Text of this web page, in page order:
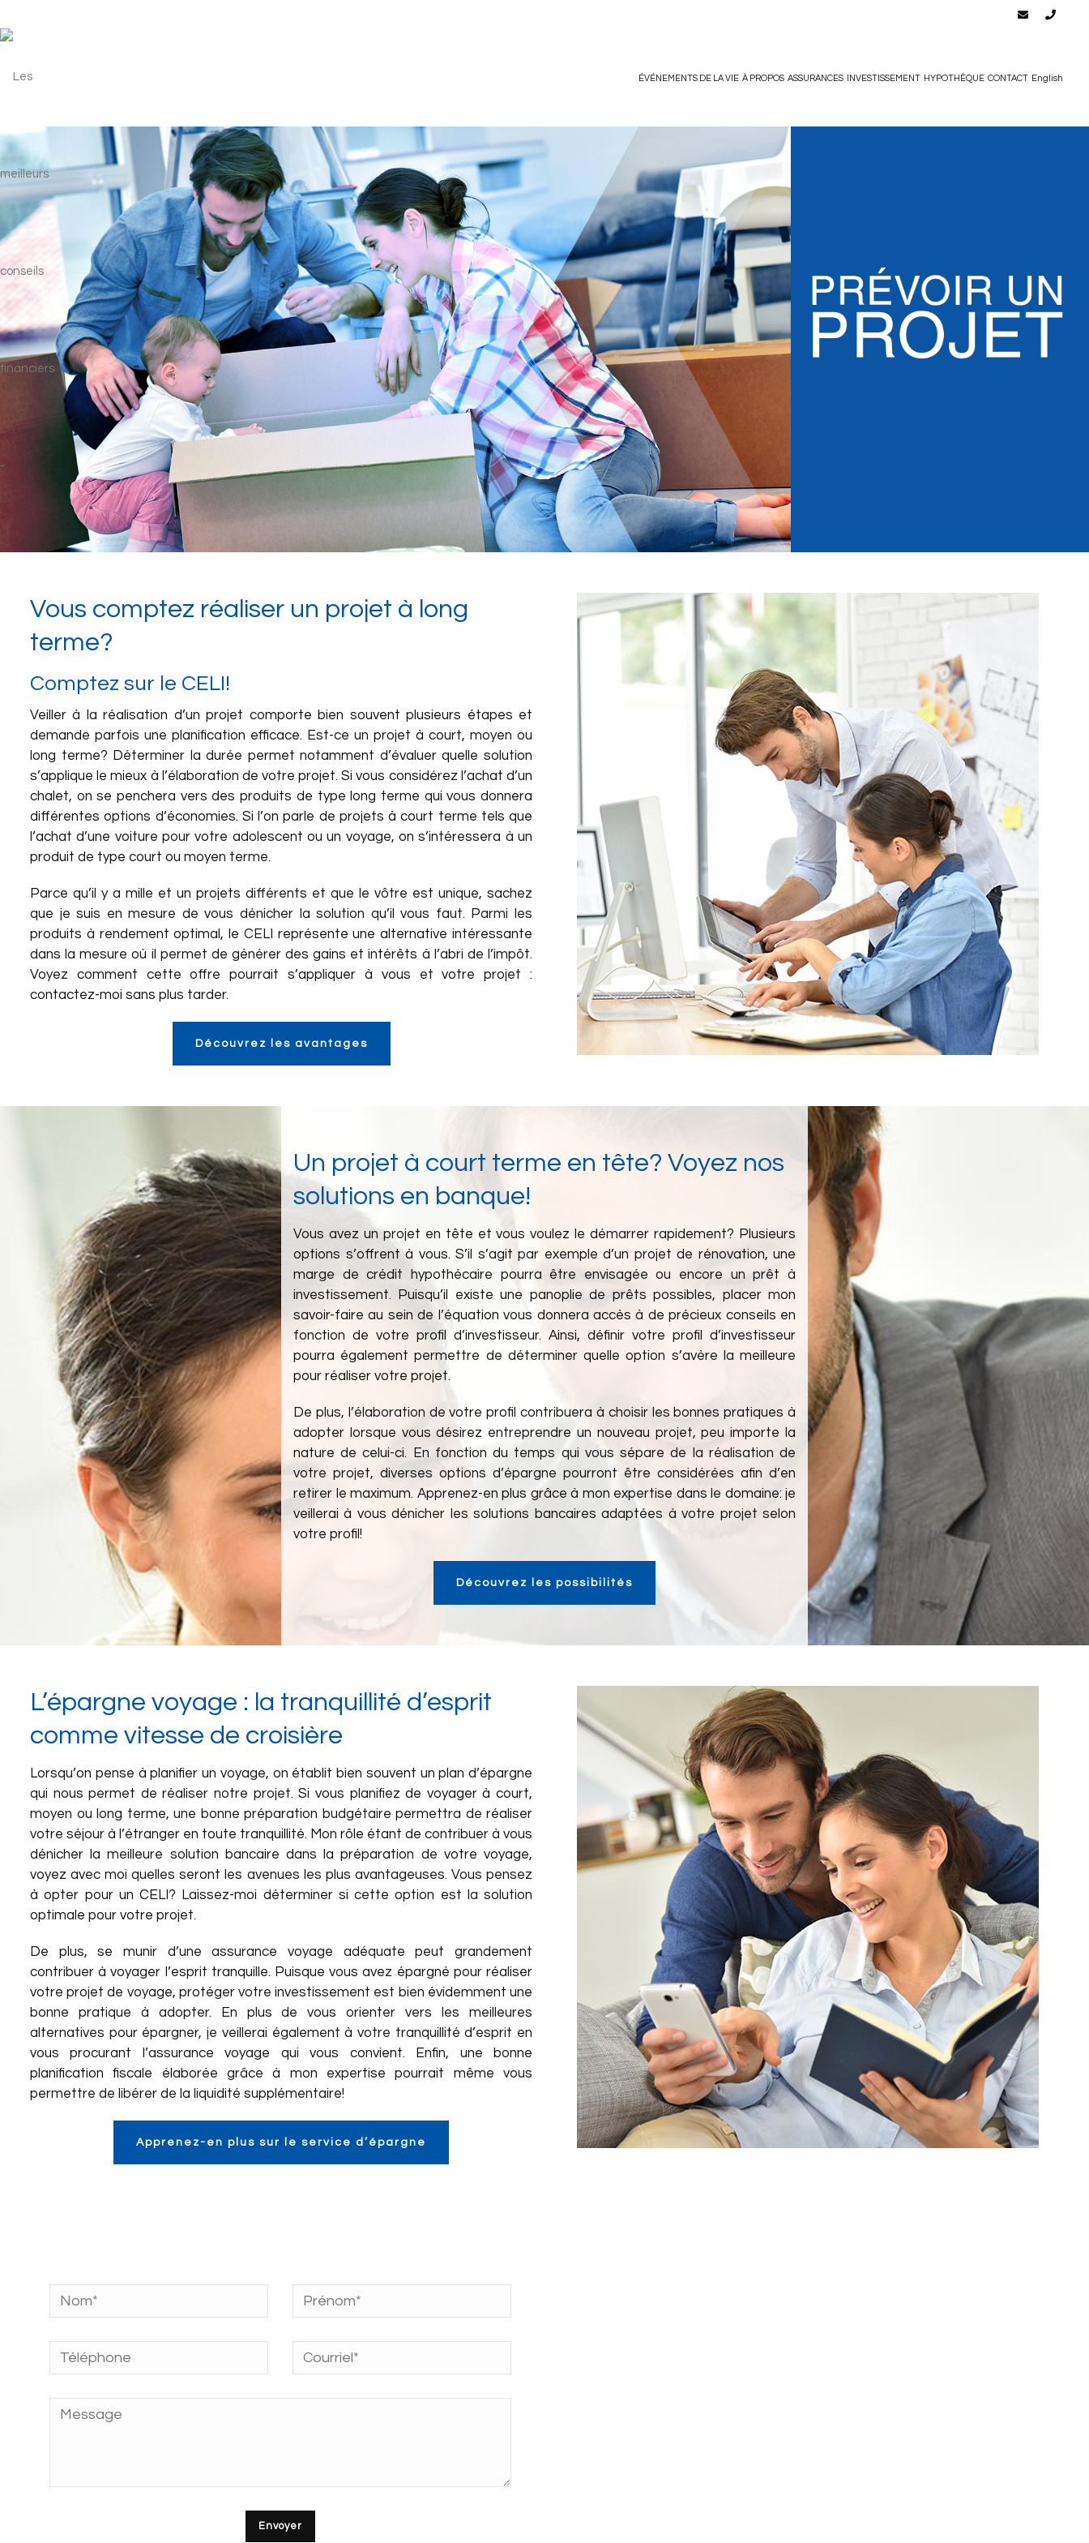
ÉVÉNEMENTS DE LA VIE À PROPOS ASSURANCES INVESTISSEMENT HYPOTHÈQUE CONTACT English
Vous comptez réaliser un projet à long
terme?
Comptez sur le CELI!
Veiller à la réalisation d’un projet comporte bien souvent plusieurs étapes et
demande parfois une planification efficace. Est-ce un projet à court, moyen ou
long terme? Déterminer la durée permet notamment d’évaluer quelle solution
s’applique le mieux à l’élaboration de votre projet. Si vous considérez l’achat d’un
chalet, on se penchera vers des produits de type long terme qui vous donnera
différentes options d’économies. Si l’on parle de projets à court terme tels que
l’achat d’une voiture pour votre adolescent ou un voyage, on s’intéressera à un
produit de type court ou moyen terme.
Parce qu’il y a mille et un projets différents et que le vôtre est unique, sachez
que je suis en mesure de vous dénicher la solution qu’il vous faut. Parmi les
produits à rendement optimal, le CELI représente une alternative intéressante
dans la mesure où il permet de générer des gains et intérêts à l’abri de l’impôt.
Voyez comment cette offre pourrait s’appliquer à vous et votre projet :
contactez-moi sans plus tarder.
Découvrez les avantages
Un projet à court terme en tête? Voyez nos
solutions en banque!
Vous avez un projet en tête et vous voulez le démarrer rapidement? Plusieurs
options s’offrent à vous. S’il s’agit par exemple d’un projet de rénovation, une
marge de crédit hypothécaire pourra être envisagée ou encore un prêt à
investissement. Puisqu’il existe une panoplie de prêts possibles, placer mon
savoir-faire au sein de l’équation vous donnera accès à de précieux conseils en
fonction de votre profil d’investisseur. Ainsi, définir votre profil d’investisseur
pourra également permettre de déterminer quelle option s’avère la meilleure
pour réaliser votre projet.
De plus, l’élaboration de votre profil contribuera à choisir les bonnes pratiques à
adopter lorsque vous désirez entreprendre un nouveau projet, peu importe la
nature de celui-ci. En fonction du temps qui vous sépare de la réalisation de
votre projet, diverses options d’épargne pourront être considérées afin d’en
retirer le maximum. Apprenez-en plus grâce à mon expertise dans le domaine: je
veillerai à vous dénicher les solutions bancaires adaptées à votre projet selon
votre profil!
Découvrez les possibilités
L’épargne voyage : la tranquillité d’esprit
comme vitesse de croisière
Lorsqu’on pense à planifier un voyage, on établit bien souvent un plan d’épargne
qui nous permet de réaliser notre projet. Si vous planifiez de voyager à court,
moyen ou long terme, une bonne préparation budgétaire permettra de réaliser
votre séjour à l’étranger en toute tranquillité. Mon rôle étant de contribuer à vous
dénicher la meilleure solution bancaire dans la préparation de votre voyage,
voyez avec moi quelles seront les avenues les plus avantageuses. Vous pensez
à opter pour un CELI? Laissez-moi déterminer si cette option est la solution
optimale pour votre projet.
De plus, se munir d’une assurance voyage adéquate peut grandement
contribuer à voyager l’esprit tranquille. Puisque vous avez épargné pour réaliser
votre projet de voyage, protéger votre investissement est bien évidemment une
bonne pratique à adopter. En plus de vous orienter vers les meilleures
alternatives pour épargner, je veillerai également à votre tranquillité d’esprit en
vous procurant l’assurance voyage qui vous convient. Enfin, une bonne
planification fiscale élaborée grâce à mon expertise pourrait même vous
permettre de libérer de la liquidité supplémentaire!
Apprenez-en plus sur le service d’épargne